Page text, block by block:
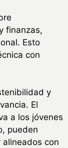
finanzas,
Esto
con
y
El
a los jóvenes
pueden
con